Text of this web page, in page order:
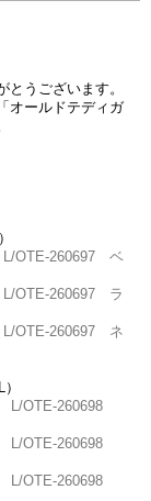
うございます。
オールドテディガ
OTE-260697 ベ
OTE-260697 ラ
OTE-260697 ネ
L/OTE-260698
L/OTE-260698
L/OTE-260698